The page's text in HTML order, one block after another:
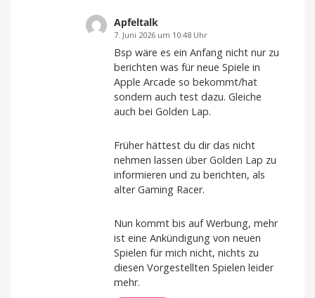
Apfeltalk
7. Juni 2026 um 10:48 Uhr
Bsp wäre es ein Anfang nicht nur zu
berichten was für neue Spiele in
Apple Arcade so bekommt/hat
sondern auch test dazu. Gleiche
auch bei Golden Lap.
Früher hättest du dir das nicht
nehmen lassen über Golden Lap zu
informieren und zu berichten, als
alter Gaming Racer.
Nun kommt bis auf Werbung, mehr
ist eine Ankündigung von neuen
Spielen für mich nicht, nichts zu
diesen Vorgestellten Spielen leider
mehr.